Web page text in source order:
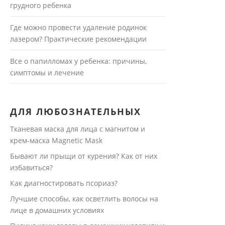
грудного ребенка
Где можно провести удаление родинок
лазером? Практические рекомендации
Все о папилломах у ребенка: причины,
симптомы и лечение
ДЛЯ ЛЮБОЗНАТЕЛЬНЫХ
Тканевая маска для лица с магнитом и
крем-маска Magnetic Mask
Бывают ли прыщи от курения? Как от них
избавиться?
Как диагностировать псориаз?
Лучшие способы, как осветлить волосы на
лице в домашних условиях